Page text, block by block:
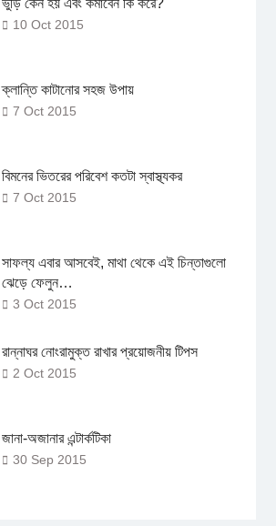
ভুঁড়ি কেন হয় এবং কমাবেন কি করে?
10 Oct 2015
ক্লান্তি কাটানোর সহজ উপায়
7 Oct 2015
বিমনের ভিতরের পরিবেশ কতটা স্বাস্থ্যকর
7 Oct 2015
সাফল্য এবার আসবেই, মাথা থেকে এই চিন্তাগুলো
ঝেড়ে ফেলুন…
3 Oct 2015
রান্নাঘর নোংরামুক্ত রাখার প্রয়োজনীয় টিপস
2 Oct 2015
জানা-অজানার এন্টার্কটিকা
30 Sep 2015